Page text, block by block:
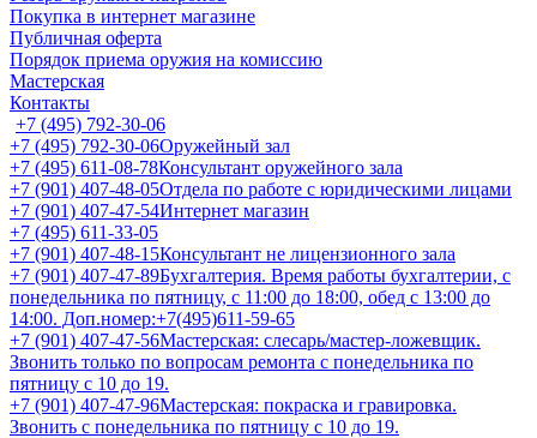
Покупка в интернет магазине
Публичная оферта
Порядок приема оружия на комиссию
Мастерская
Контакты
+7 (495) 792-30-06
+7 (495) 792-30-06Оружейный зал
+7 (495) 611-08-78Консультант оружейного зала
+7 (901) 407-48-05Отдела по работе с юридическими лицами
+7 (901) 407-47-54Интернет магазин
+7 (495) 611-33-05
+7 (901) 407-48-15Консультант не лицензионного зала
+7 (901) 407-47-89Бухгалтерия. Время работы бухгалтерии, с
понедельника по пятницу, с 11:00 до 18:00, обед с 13:00 до
14:00. Доп.номер:+7(495)611-59-65
+7 (901) 407-47-56Мастерская: слесарь/мастер-ложевщик.
Звонить только по вопросам ремонта с понедельника по
пятницу с 10 до 19.
+7 (901) 407-47-96Мастерская: покраска и гравировка.
Звонить с понедельника по пятницу с 10 до 19.